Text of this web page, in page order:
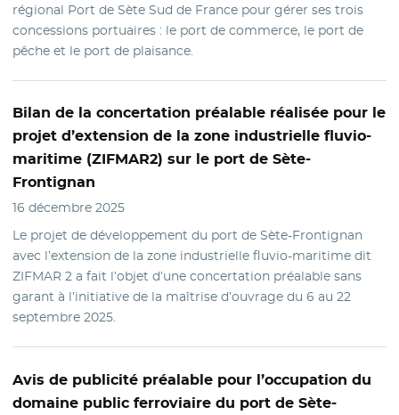
régional Port de Sète Sud de France pour gérer ses trois
concessions portuaires : le port de commerce, le port de
pêche et le port de plaisance.
Bilan de la concertation préalable réalisée pour le
projet d’extension de la zone industrielle fluvio-
maritime (ZIFMAR2) sur le port de Sète-
Frontignan
16 décembre 2025
Le projet de développement du port de Sète-Frontignan
avec l’extension de la zone industrielle fluvio-maritime dit
ZIFMAR 2 a fait l’objet d’une concertation préalable sans
garant à l’initiative de la maîtrise d’ouvrage du 6 au 22
septembre 2025.
Avis de publicité préalable pour l’occupation du
domaine public ferroviaire du port de Sète-